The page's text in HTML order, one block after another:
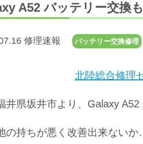
A52 バッテリー交換
修理速報 バッテリー交換修理
北陸総合修理
井県坂井市より、Galaxy
の持ちが悪く改善出来ないか